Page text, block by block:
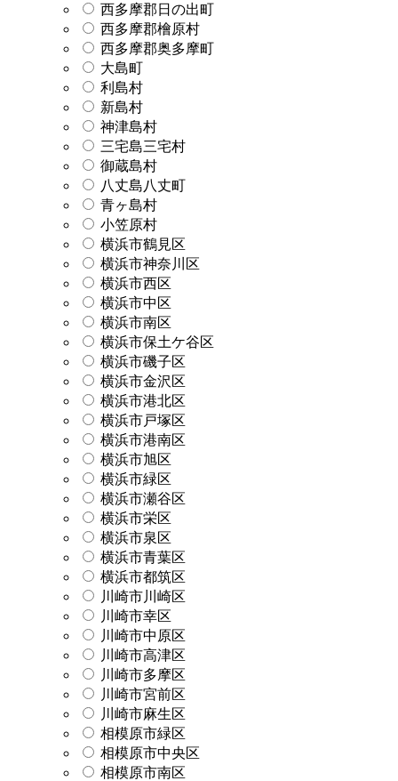
西多摩郡日の出町
西多摩郡檜原村
西多摩郡奥多摩町
大島町
利島村
新島村
神津島村
三宅島三宅村
御蔵島村
八丈島八丈町
青ヶ島村
小笠原村
横浜市鶴見区
横浜市神奈川区
横浜市西区
横浜市中区
横浜市南区
横浜市保土ケ谷区
横浜市磯子区
横浜市金沢区
横浜市港北区
横浜市戸塚区
横浜市港南区
横浜市旭区
横浜市緑区
横浜市瀬谷区
横浜市栄区
横浜市泉区
横浜市青葉区
横浜市都筑区
川崎市川崎区
川崎市幸区
川崎市中原区
川崎市高津区
川崎市多摩区
川崎市宮前区
川崎市麻生区
相模原市緑区
相模原市中央区
相模原市南区